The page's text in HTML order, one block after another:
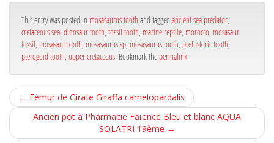
ok r
This entry was posted in mosasaurus tooth and tagged ancient sea predator
cretaceous sea dinosaur tooth fossil tooth marine reptile morocco mosasaur
fossil mosasaur tooth mosasaurus sp mosasaurus tooth prehistoric tooth
pterogoid tooth upper cretaceous. Bookmark the permalink.
← Fémur de Girafe Giraffa camelopardalis
Ancien pot à Pharmacie Faïence Bleu et blanc AQUA
SOLATRI 19ème →